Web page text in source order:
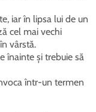
iar în lipsa lui de un
cel mai vechi
vârstă.
înainte și trebuie să
într-un termen